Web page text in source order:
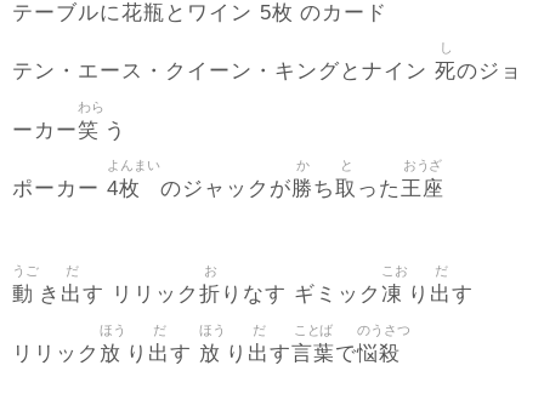
テーブルに花瓶 とワイン 5枚 のカード
テン・エース・クイーン・キングとナイン 死
し
のジョ
ーカー笑
わら
う
ポーカー 4枚
よんまい
のジャックが勝
か
ち取
と
った王座
おうざ
動
うご
き 出
だ
す リリック 折
お
りなす ギミック 凍
こお
り 出
だ
す
リリック 放
ほう
り 出
だ
す 放
ほう
り 出
だ
す言葉
ことば
で悩殺
のうさつ